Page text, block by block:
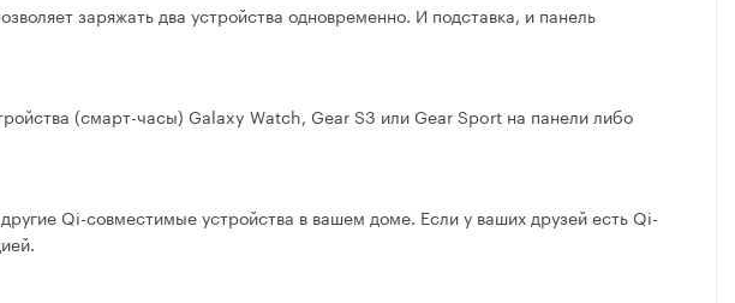
заряжать два устройства одновременно. И подставка, и панель
(смарт-часы) Galaxy Watch, Gear S3 или Gear Sport на панели либо
Qi-совместимые устройства в вашем доме. Если у ваших друзей есть Qi-